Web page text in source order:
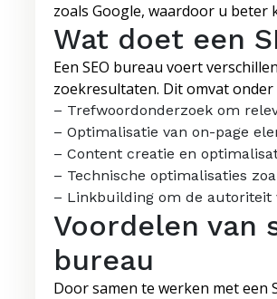
zoals Google, waardoor u
Wat doet een
Een SEO bureau voert
zoekresultaten. Dit omvat onder
– Trefwoordonderzoek om
– Optimalisatie van on-page
– Content creatie en
– Technische optimalisaties
– Linkbuilding om de autoriteit
Voordelen van
bureau
Door samen te werken met een